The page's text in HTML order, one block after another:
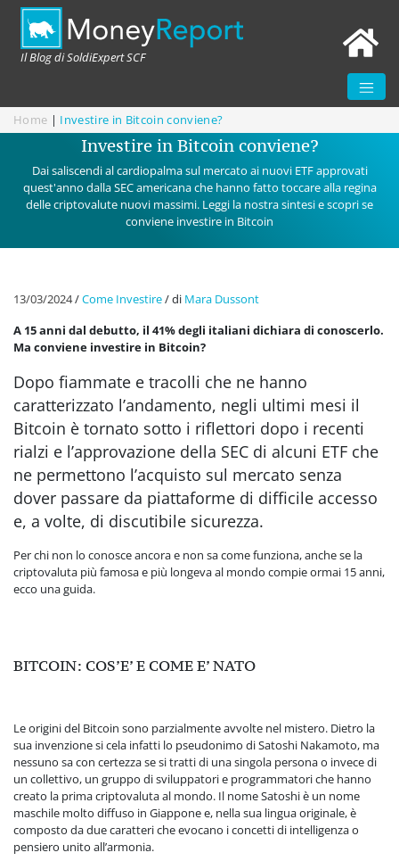
Il Blog di SoldiExpert SCF
Home | Investire in Bitcoin conviene?
Investire in Bitcoin conviene?
Dai saliscendi al cardiopalma sul mercato ai nuovi ETF approvati
quest'anno dalla SEC americana che hanno fatto toccare alla regina
delle criptovalute nuovi massimi. Leggi la nostra sintesi e scopri se
conviene investire in Bitcoin
13/03/2024/Come Investire/di Mara Dussont
A 15 anni dal debutto, il 41% degli italiani dichiara di conoscerlo.
Ma conviene investire in Bitcoin?
Dopo fiammate e tracolli che ne hanno
caratterizzato l’andamento, negli ultimi mesi il
Bitcoin è tornato sotto i riflettori dopo i recenti
rialzi e l’approvazione della SEC di alcuni ETF che
ne permettono l’acquisto sul mercato senza
dover passare da piattaforme di difficile accesso
e, a volte, di discutibile sicurezza.
Per chi non lo conosce ancora e non sa come funziona, anche se la
criptovaluta più famosa e più longeva al mondo compie ormai 15 anni,
ecco una guida.
BITCOIN: COS’E’ E COME E’ NATO
Le origini del Bitcoin sono parzialmente avvolte nel mistero. Dietro la
sua invenzione si cela infatti lo pseudonimo di Satoshi Nakamoto, ma
nessuno sa con certezza se si tratti di una singola persona o invece di
un collettivo, un gruppo di sviluppatori e programmatori che hanno
creato la prima criptovaluta al mondo. Il nome Satoshi è un nome
maschile molto diffuso in Giappone e, nella sua lingua originale, è
composto da due caratteri che evocano i concetti di intelligenza o
pensiero unito all’armonia.